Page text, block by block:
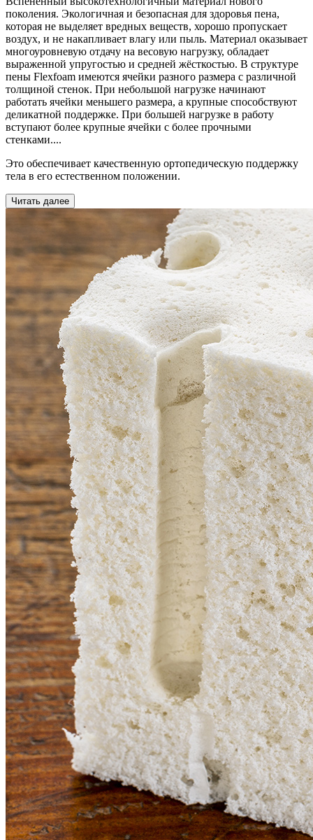
поколения. Экологичная и безопасная для здоровья пена,
которая не выделяет вредных веществ, хорошо пропускает
воздух, и не накапливает влагу или пыль. Материал оказывает
многоуровневую отдачу на весовую нагрузку, обладает
выраженной упругостью и средней жёсткостью. В структуре
пены Flexfoam имеются ячейки разного размера с различной
толщиной стенок. При небольшой нагрузке начинают
работать ячейки меньшего размера, а крупные способствуют
деликатной поддержке. При большей нагрузке в работу
вступают более крупные ячейки с более прочными
стенками....
Это обеспечивает качественную ортопедическую поддержку
тела в его естественном положении.
Читать далее